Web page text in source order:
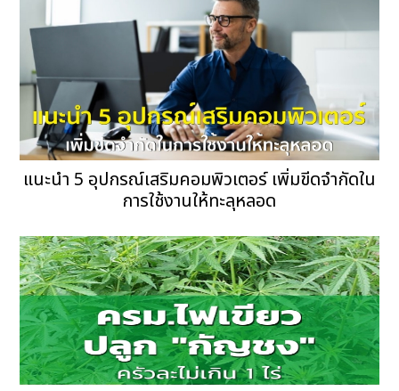
แนะนำ 5 อุปกรณ์เสริมคอมพิวเตอร์ เพิ่มขีดจำกัดใน
การใช้งานให้ทะลุหลอด